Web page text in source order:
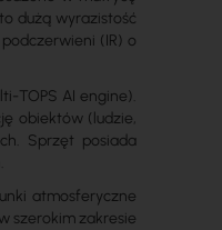
dużą wyrazistość
(IR) o
TOPS AI engine).
obiektów (ludzie,
Sprzęt posiada
atmosferyczne
szerokim zakresie